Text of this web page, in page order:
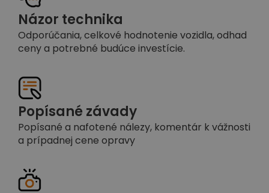
Názor technika
Odporúčania, celkové hodnotenie vozidla, odhad
ceny a potrebné budúce investície.
Popísané závady
Popísané a nafotené nálezy, komentár k vážnosti
a prípadnej cene opravy